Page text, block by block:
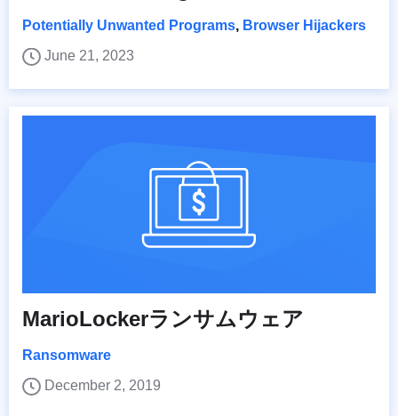
Potentially Unwanted Programs, Browser Hijackers
June 21, 2023
MarioLockerランサムウェア
Ransomware
December 2, 2019